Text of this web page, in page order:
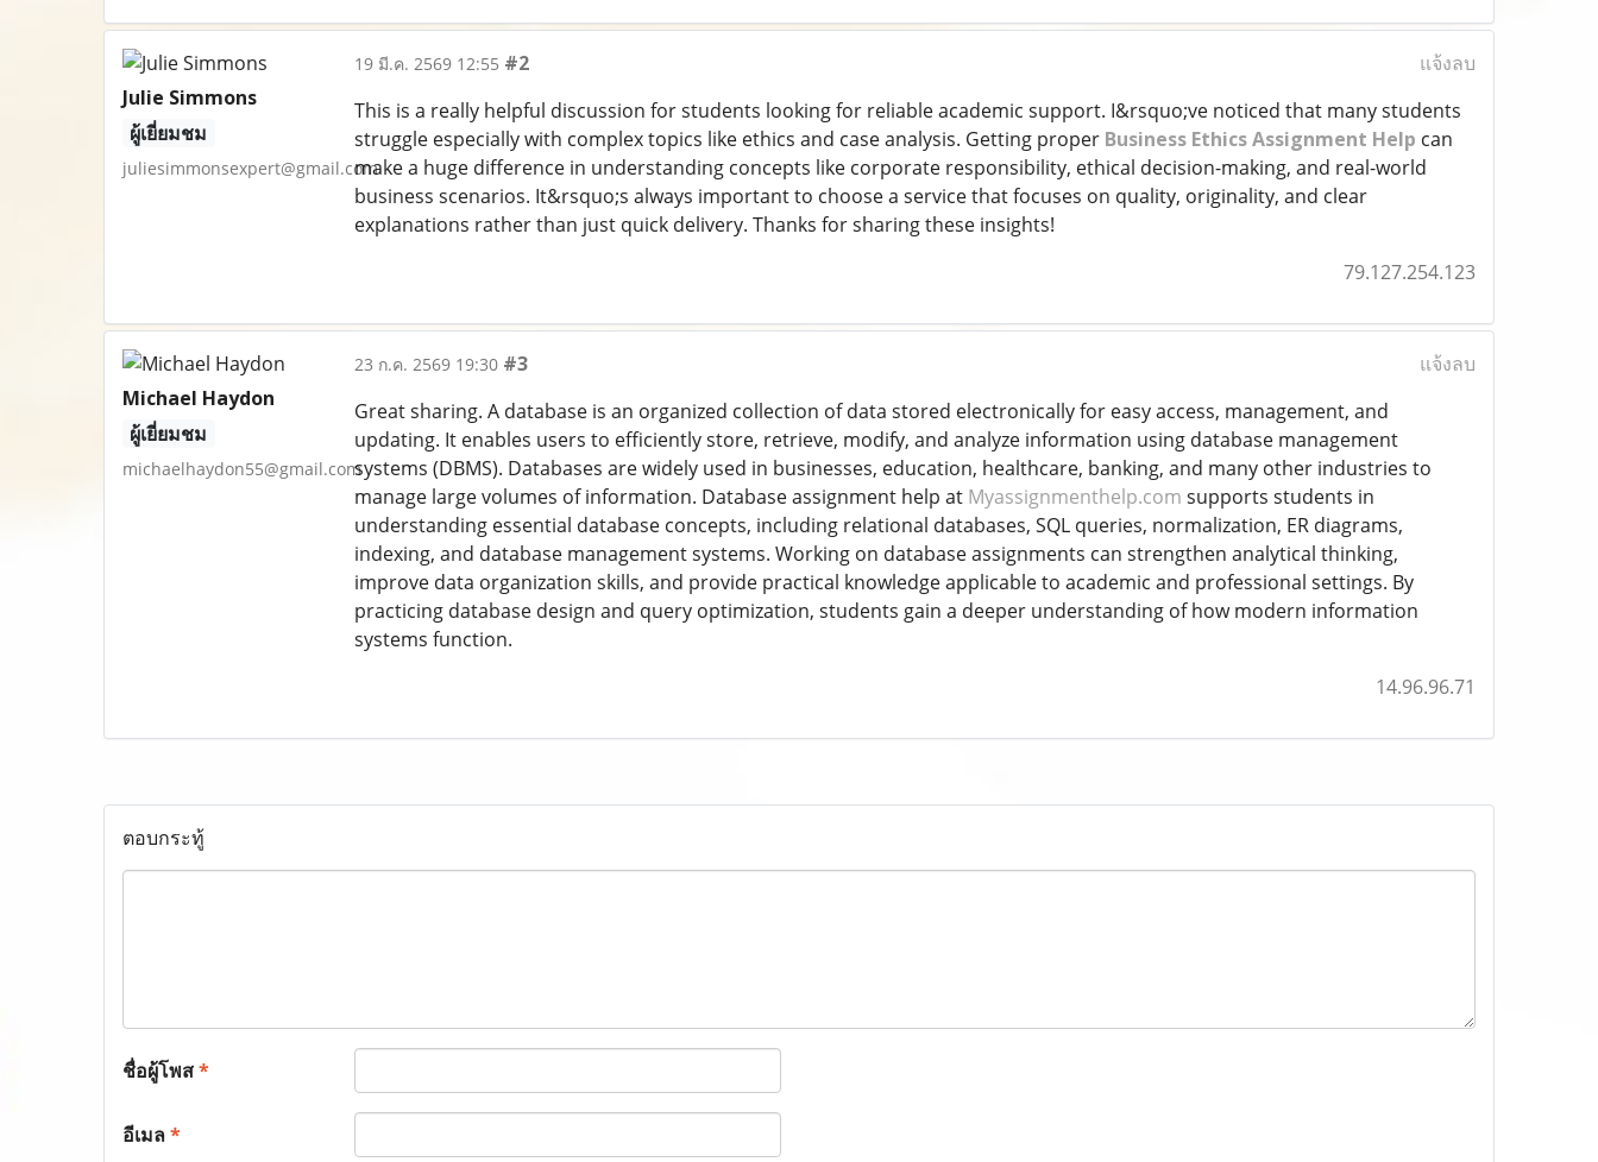
Julie Simmons
ผู้เยี่ยมชม
juliesimmonsexpert@gmail.com
19 มี.ค. 2569 12:55 #2
แจ้งลบ
This is a really helpful discussion for students looking for reliable academic support. I&rsquo;ve noticed that many students
struggle especially with complex topics like ethics and case analysis. Getting proper Business Ethics Assignment Help can
make a huge difference in understanding concepts like corporate responsibility, ethical decision-making, and real-world
business scenarios. It&rsquo;s always important to choose a service that focuses on quality, originality, and clear
explanations rather than just quick delivery. Thanks for sharing these insights!
79.127.254.123
Michael Haydon
ผู้เยี่ยมชม
michaelhaydon55@gmail.com
23 ก.ค. 2569 19:30 #3
แจ้งลบ
Great sharing. A database is an organized collection of data stored electronically for easy access, management, and
updating. It enables users to efficiently store, retrieve, modify, and analyze information using database management
systems (DBMS). Databases are widely used in businesses, education, healthcare, banking, and many other industries to
manage large volumes of information. Database assignment help at Myassignmenthelp.com supports students in
understanding essential database concepts, including relational databases, SQL queries, normalization, ER diagrams,
indexing, and database management systems. Working on database assignments can strengthen analytical thinking,
improve data organization skills, and provide practical knowledge applicable to academic and professional settings. By
practicing database design and query optimization, students gain a deeper understanding of how modern information
systems function.
14.96.96.71
ตอบกระทู้
ชื่อผู้โพส*
อีเมล*